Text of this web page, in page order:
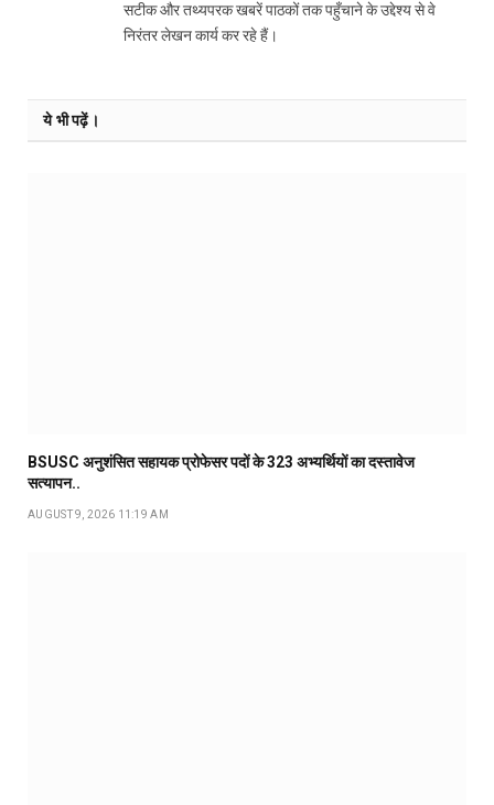
सटीक और तथ्यपरक खबरें पाठकों तक पहुँचाने के उद्देश्य से वे
निरंतर लेखन कार्य कर रहे हैं।
ये भी पढ़ें।
BSUSC अनुशंसित सहायक प्रोफेसर पदों के 323 अभ्यर्थियों का दस्तावेज
सत्यापन..
AUGUST 9, 2026 11:19 AM